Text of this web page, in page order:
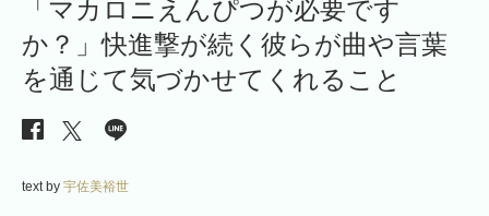
「マカロニえんぴつが必要です
か？」快進撃が続く彼らが曲や言葉
を通じて気づかせてくれること
text by 宇佐美裕世